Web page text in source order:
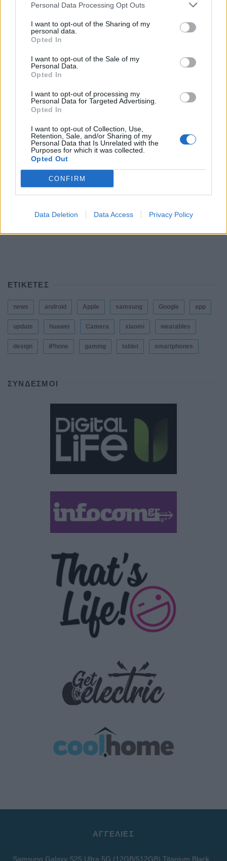
Personal Data Processing Opt Outs
I want to opt-out of the Sharing of my
personal data.
Opted In
I want to opt-out of the Sale of my
Personal Data.
Opted In
I want to opt-out of processing my
Personal Data for Targeted Advertising.
Opted In
I want to opt-out of Collection, Use,
Retention, Sale, and/or Sharing of my
Personal Data that Is Unrelated with the
Purposes for which it was collected.
Opted Out
CONFIRM
Data Deletion Data Access Privacy Policy
Η πιο ταξιδιάρικη βαλίτσα του φετινού
καλοκαιριού έχει την υπογραφή της Xiaomi
By ΓΙΏΡΓΟΣ ΓΡΊΒΑΣ 3 ημέρες ago
Ρέθυμνο
ByΓΙΏΡΓΟΣ ΓΡΊΒΑΣ
Η Lenovo ανεβαίνει στη θέση 153 της λίστας
«Fortune Global 500»
ByΓΙΏΡΓΟΣ ΓΡΊΒΑΣ 6 ημέρες ago
της Samsung
ΕΤΙΚΕΤΕΣ
news android Apple samsung Google app
update huawei Camera xiaomi wearables
design iPhone gaming tablet smartphones
ΣΎΝΔΕΣΜΟΙ
ΑΓΓΕΛΊΕΣ
Samsung Galaxy S25 Ultra 5G (12GB/512GB) Titanium Black